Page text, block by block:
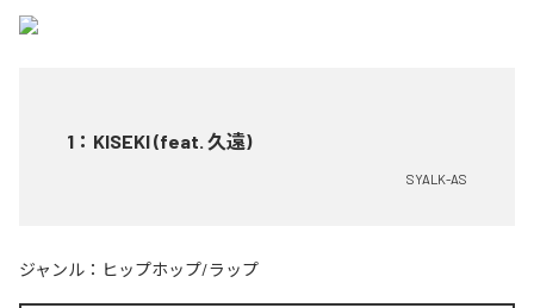
1 ： KISEKI (feat. 久遠)
SYALK-AS
ジャンル： ヒップホップ/ラップ